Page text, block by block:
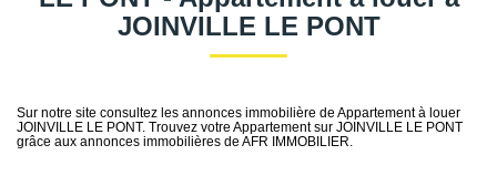
FAIRE GÉRER
NOS AGENCES
JOINVILLE LE PONT
Sur notre site consultez les annonces immobilière de Appartement à louer
JOINVILLE LE PONT. Trouvez votre Appartement sur JOINVILLE LE PONT
grâce aux annonces immobilières de AFR IMMOBILIER.